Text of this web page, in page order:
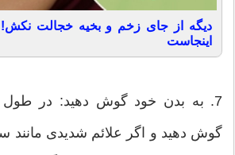
دیگه از جای زخم و بخیه خجالت
اینجاست
7. به بدن خود گوش دهید: در طول
گوش دهید و اگر علائم شدیدی مانند